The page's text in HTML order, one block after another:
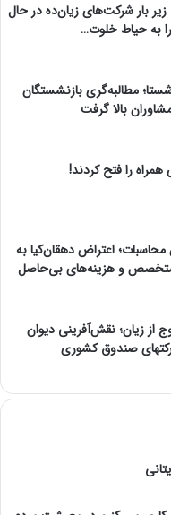
بار شرکت‌های زیان‌ده در حال
به حیاط خلوت…
مطالبه‌گری بازنشستگان
بالا گرفت
را فتح کردند!
اعتراض دهقان‌کیا به
و هزینه‌های بی‌حاصل
از زیان؛ نقش‌آفرینی دیوان
صندوق کشوری